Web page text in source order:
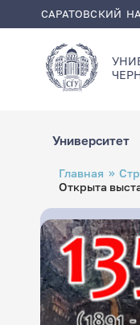
САРАТОВСКИЙ
Университет
Строка
навигации
Главная
Открыта